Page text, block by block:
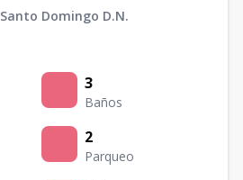
Santo Domingo D.N.
3
Baños
2
Parqueo